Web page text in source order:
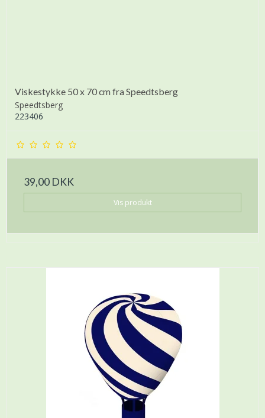
Viskestykke 50 x 70 cm fra Speedtsberg
Speedtsberg
223406
39,00 DKK
Vis produkt